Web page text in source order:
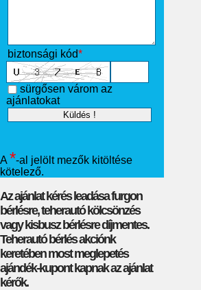
biztonsági kód*
sürgősen várom az
ajánlatokat
A *-al jelölt mezők kitöltése
kötelező.
Az ajánlat kérés leadása furgon
bérlésre, teherautó kölcsönzés
vagy kisbusz bérlésre díjmentes.
Teherautó bérlés akciónk
keretében most meglepetés
ajándék-kupont kapnak az ajánlat
kérők.